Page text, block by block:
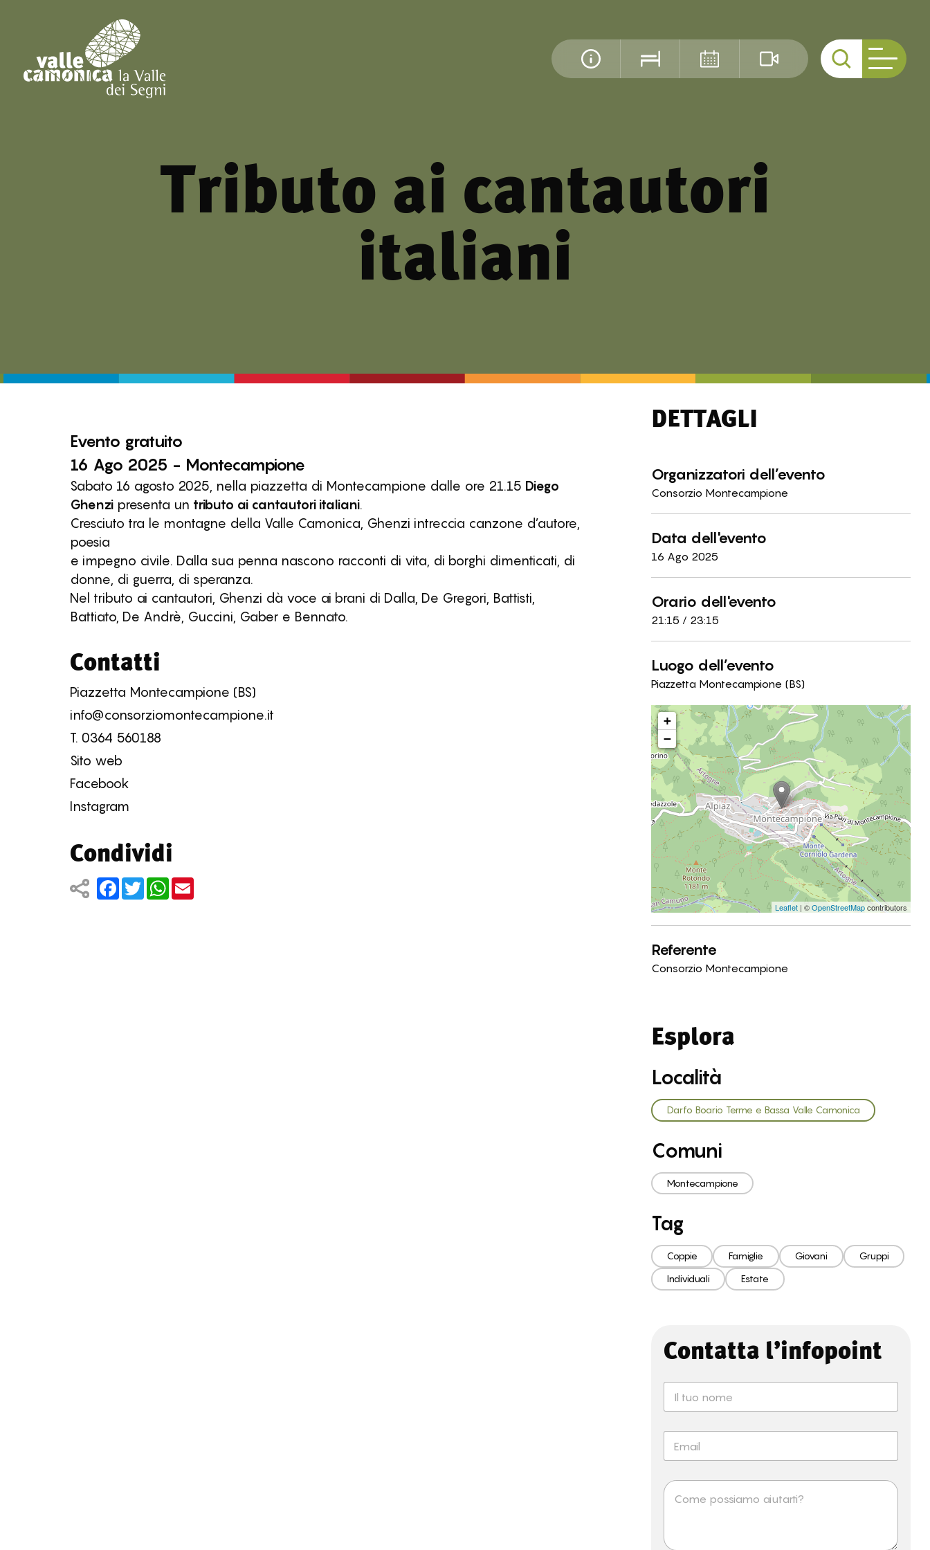
Cerca
Tributo ai cantautori
italiani
Evento gratuito
16 Ago 2025 - Montecampione
Sabato 16 agosto 2025, nella piazzetta di Montecampione dalle ore 21.15 Diego
Ghenzipresenta un tributo ai cantautori italiani.
Cresciuto tra le montagne della Valle Camonica, Ghenzi intreccia canzone d’autore,
poesia
e impegno civile. Dalla sua penna nascono racconti di vita, di borghi dimenticati, di
donne, di guerra, di speranza.
Nel tributo ai cantautori, Ghenzi dà voce ai brani di Dalla, De Gregori, Battisti,
Battiato, De Andrè, Guccini, Gaber e Bennato.
Contatti
Piazzetta Montecampione (BS)
info@consorziomontecampione.it
T. 0364 560188
Sito web
Facebook
Instagram
Condividi
Facebook
TwitterWhatsApp
Email
DETTAGLI
Organizzatori dell’evento
Consorzio Montecampione
Data dell'evento
16 Ago 2025
Orario dell'evento
21:15 / 23:15
Luogo dell’evento
Piazzetta Montecampione (BS)
+
−
Leaflet | ©OpenStreetMapcontributors
Referente
Consorzio Montecampione
Esplora
Località
Darfo Boario Terme e Bassa Valle Camonica
Comuni
Montecampione
Tag
Coppie Famiglie Giovani Gruppi
Individuali Estate
Contatta l’infopoint
m
e
a
lM
a